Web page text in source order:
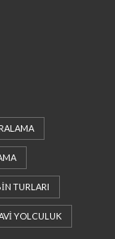
TURLARI
YOLCULUK